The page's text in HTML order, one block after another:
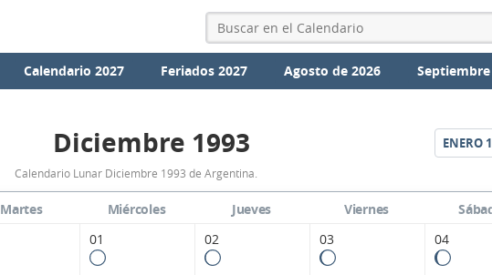
Calendario 2027 Feriados 2027 Agosto de 2026
Calendario
Lunar
Diciembre
1993
Diciembre 1993 ENERO
Calendario Lunar Diciembre 1993 de Argentina.
Martes Miércoles Jueves Viernes
01 02 03 04